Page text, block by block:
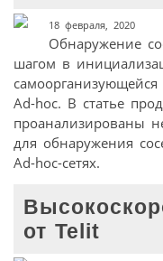
18 февраля, 2020
Обнаружение
шагом в
Ad-hoc. В статье
проанализированы
для обнаружения
Ad-hoc-сетях.
от Telit